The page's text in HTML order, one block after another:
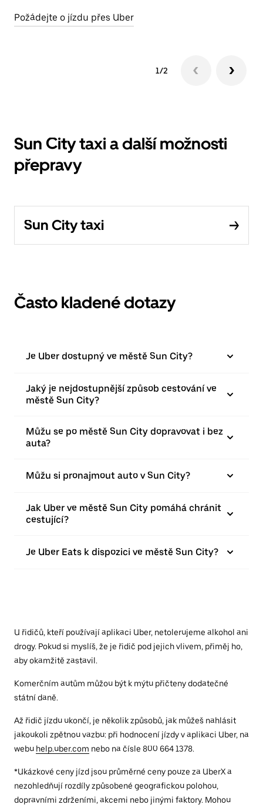
Požádejte o jízdu přes Uber
1/2
Sun City taxi a další možnosti
přepravy
Sun City taxi
Často kladené dotazy
Je Uber dostupný ve městě Sun City?
Jaký je nejdostupnější způsob cestování ve
městě Sun City?
Můžu se po městě Sun City dopravovat i bez
auta?
Můžu si pronajmout auto v Sun City?
Jak Uber ve městě Sun City pomáhá chránit
cestující?
Je Uber Eats k dispozici ve městě Sun City?
U řidičů, kteří používají aplikaci Uber, netolerujeme alkohol ani
drogy. Pokud si myslíš, že je řidič pod jejich vlivem, přiměj ho,
aby okamžitě zastavil.
Komerčním autům můžou být k mýtu přičteny dodatečné
státní daně.
Až řidič jízdu ukončí, je několik způsobů, jak můžeš nahlásit
jakoukoli zpětnou vazbu: při hodnocení jízdy v aplikaci Uber, na
webu help.uber.com nebo na čísle 800 664 1378.
*Ukázkové ceny jízd jsou průměrné ceny pouze za UberX a
nezohledňují rozdíly způsobené geografickou polohou,
dopravními zdrženími, akcemi nebo jinými faktory. Mohou